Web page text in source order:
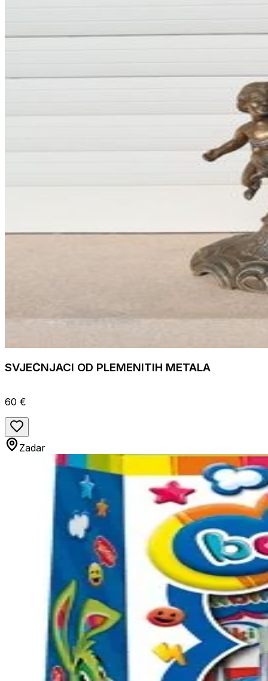
SVJEČNJACI OD PLEMENITIH METALA
60 €
Zadar